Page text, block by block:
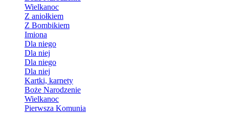
Wielkanoc
Z aniołkiem
Z Bombikiem
Imiona
Dla niego
Dla niej
Dla niego
Dla niej
Kartki, karnety
Boże Narodzenie
Wielkanoc
Pierwsza Komunia